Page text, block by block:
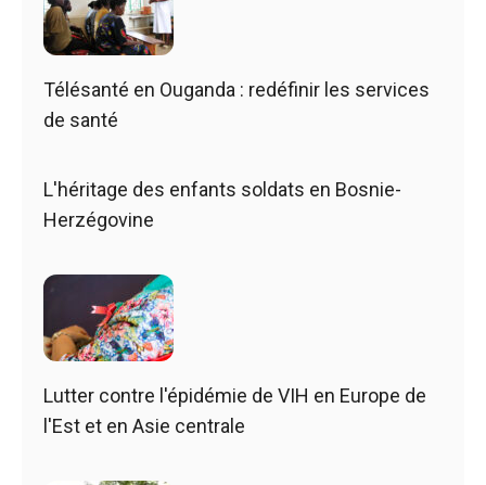
Télésanté en Ouganda : redéfinir les services
de santé
L'héritage des enfants soldats en Bosnie-
Herzégovine
Lutter contre l'épidémie de VIH en Europe de
l'Est et en Asie centrale